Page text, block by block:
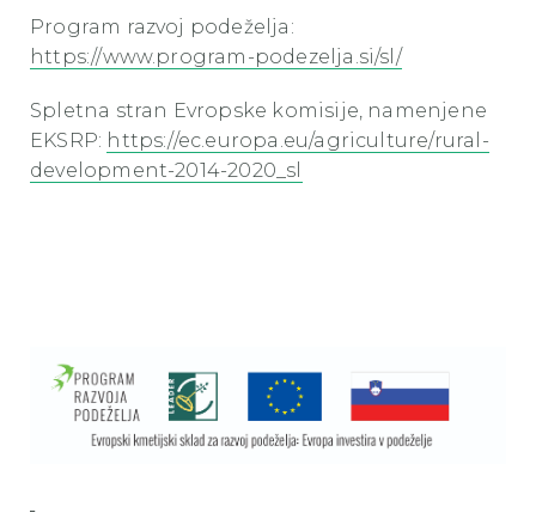
Program razvoj podeželja:
https://www.program-podezelja.si/sl/
Spletna stran Evropske komisije, namenjene
EKSRP: https://ec.europa.eu/agriculture/rural-
development-2014-2020_sl